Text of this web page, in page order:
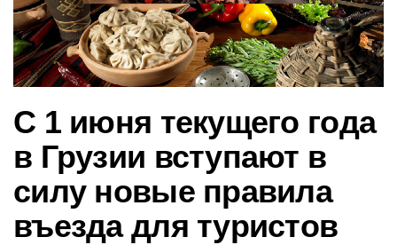
С 1 июня текущего года
в Грузии вступают в
силу новые правила
въезда для туристов